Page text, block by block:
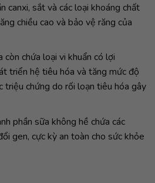
canxi, sắt và các loại khoáng chất
chiều cao và bảo vệ răng của
chứa loại vi khuẩn có lợi
triển hệ tiêu hóa và tăng mức độ
triệu chứng do rối loạn tiêu hóa gây
phần sữa không hề chứa các
gen, cực kỳ an toàn cho sức khỏe